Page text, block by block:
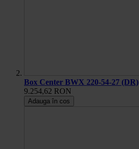
Box Center BWX 220-54-27 (DR)
9.254,62 RON
Adauga în cos